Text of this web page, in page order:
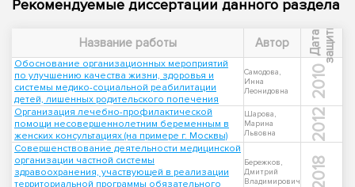
Рекомендуемые диссертации данного раздела
Название работы Автор Д
а
т
а
з
а
щ
и
т ы
Обоснование организационных мероприятий
по улучшению качества жизни, здоровья и
системы медико-социальной реабилитации
детей, лишенных родительского попечения
Самодова,
Инна
Леонидовна
2010
Организация лечебно-профилактической
помощи несовершеннолетним беременным в
женских консультациях (на примере г. Москвы)
Шарова,
Марина
Львовна
2012
Совершенствование деятельности медицинской
организации частной системы
здравоохранения, участвующей в реализации
территориальной программы обязательного
Бережков,
Дмитрий
Владимирович
2018